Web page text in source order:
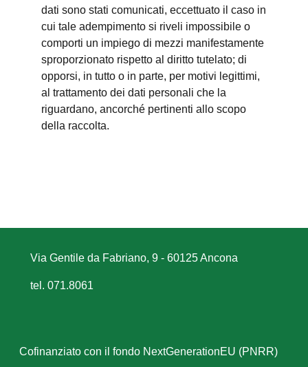
dati sono stati comunicati, eccettuato il caso in
cui tale adempimento si riveli impossibile o
comporti un impiego di mezzi manifestamente
sproporzionato rispetto al diritto tutelato; di
opporsi, in tutto o in parte, per motivi legittimi,
al trattamento dei dati personali che la
riguardano, ancorché pertinenti allo scopo
della raccolta.
Via Gentile da Fabriano, 9 - 60125 Ancona
tel. 071.8061
Cofinanziato con il fondo NextGenerationEU (PNRR)